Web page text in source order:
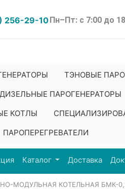
256-29-10Пн–Пт: с 7:00 до
ТЭНОВЫЕ
ДИЗЕЛЬНЫЕ ПАРОГЕНЕРАТОРЫ
КОТЛЫ
ПАРОПЕРЕГРЕВАТЕЛИ
Каталог Доставка
МОДУЛЬНАЯ КОТЕЛЬНАЯ БМК-